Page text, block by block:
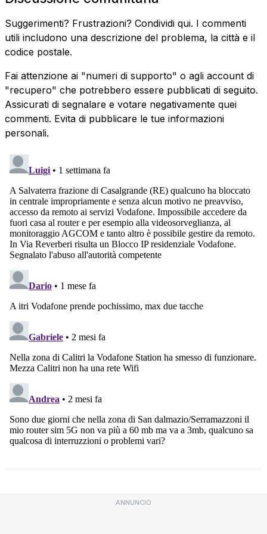
Suggerimenti? Frustrazioni? Condividi qui. I commenti
utili includono una descrizione del problema, la città e il
codice postale.
Fai attenzione ai "numeri di supporto" o agli account di
"recupero" che potrebbero essere pubblicati di seguito.
Assicurati di segnalare e votare negativamente quei
commenti. Evita di pubblicare le tue informazioni
personali.
ANNUNCIO